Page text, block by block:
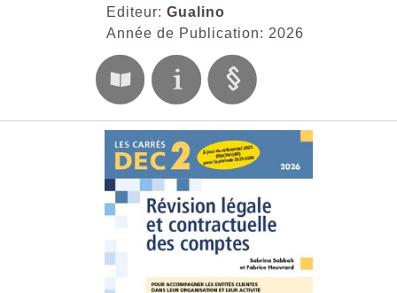
Editeur: Gualino
Année de Publication: 2026